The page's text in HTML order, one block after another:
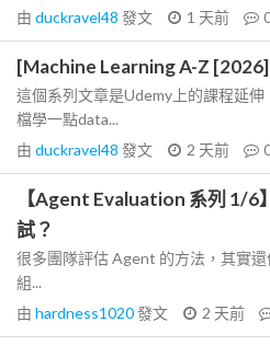
由 duckravel48 發文 1 天前
[Machine Learning A-Z
這個系列文章是Udemy上的課程延
檔學一點data...
由 duckravel48 發文 2 天前
【Agent Evaluation 系列 1/6
試？
很多團隊評估 Agent 的方法，其實
組...
由 hardness1020發文 2 天前